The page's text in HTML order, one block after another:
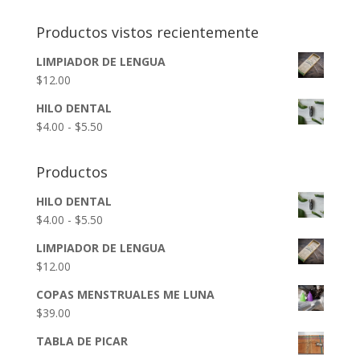
Productos vistos recientemente
LIMPIADOR DE LENGUA
$12.00
HILO DENTAL
$4.00 - $5.50Rango
desde
$4.00
hasta
Productos
HILO DENTAL
$4.00 - $5.50Rango
precios:
$4.00
LIMPIADOR DE LENGUA
$12.00
COPAS MENSTRUALES ME LUNA
$39.00
TABLA DE PICAR